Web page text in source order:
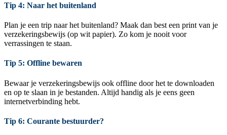
Tip 4: Naar het buitenland
Plan je een trip naar het buitenland? Maak dan best een print van je
verzekeringsbewijs (op wit papier). Zo kom je nooit voor
verrassingen te staan.
Tip 5: Offline bewaren
Bewaar je verzekeringsbewijs ook offline door het te downloaden
en op te slaan in je bestanden. Altijd handig als je eens geen
internetverbinding hebt.
Tip 6: Courante bestuurder?